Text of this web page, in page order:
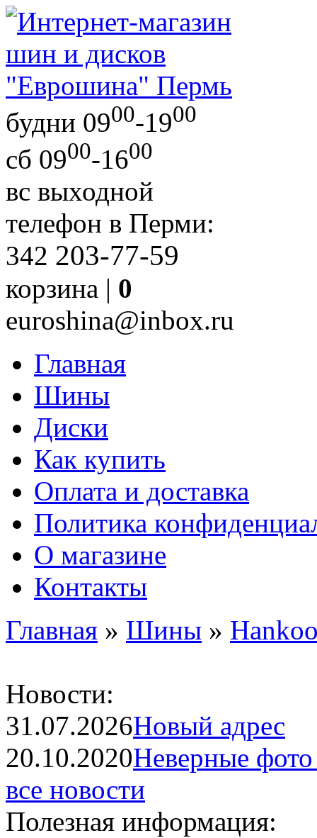
будни 0900-1900
сб 0900-1600
вс выходной
телефон в Перми:
342 203-77-59
корзина | 0
euroshina@inbox.ru
Главная
Шины
Диски
Как купить
Оплата и доставка
Политика
О магазине
Контакты
Главная » Шины »
Новости:
31.07.2026Новый адрес
20.10.2020Неверные
все новости
Полезная информация: